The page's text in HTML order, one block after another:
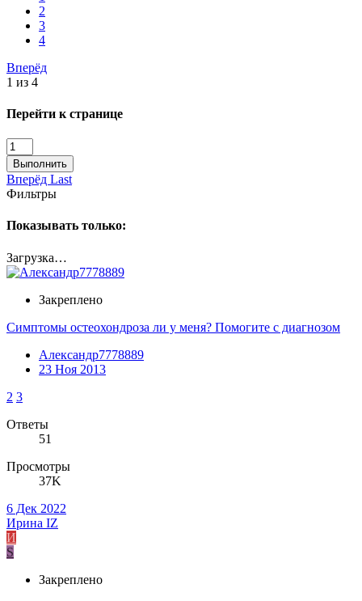
2
3
4
Вперёд
1 из 4
Перейти к странице
Выполнить
Вперёд Last
Фильтры
Показывать только:
Загрузка…
Закреплено
Симптомы остеохондроза ли у меня? Помогите с диагнозом
Александр7778889
23 Ноя 2013
2 3
Ответы
51
Просмотры
37K
6 Дек 2022
Ирина IZ
И
S
Закреплено